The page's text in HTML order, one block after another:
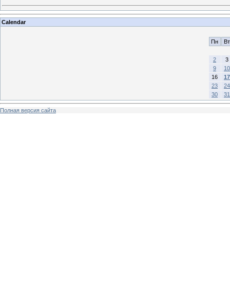
Calendar
Пн Вт
2
3
9
10
16
17
23
24
30
31
Полная версия сайта